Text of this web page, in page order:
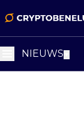
NIEUWS